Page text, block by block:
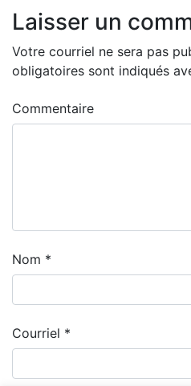
Laisser un
Votre courriel ne sera pas
obligatoires sont indiqués
Commentaire
Nom *
Courriel *